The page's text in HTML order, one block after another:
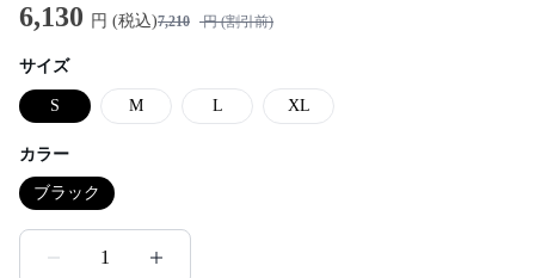
6,130 円 (税込)7,210 円 (割引前)
サイズ
S M L XL
カラー
ブラック
1